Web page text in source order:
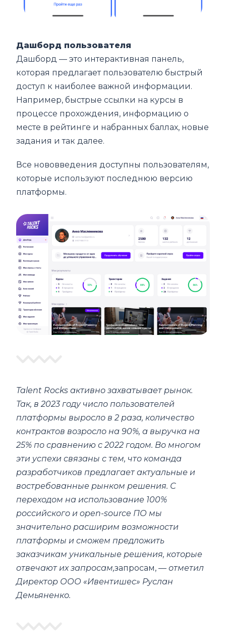
Дашборд пользователя
Дашборд — это интерактивная панель,
которая предлагает пользователю быстрый
доступ к наиболее важной информации.
Например, быстрые ссылки на курсы в
процессе прохождения, информацию о
месте в рейтинге и набранных баллах, новые
задания и так далее.
Все нововведения доступны пользователям,
которые используют последнюю версию
платформы.
Talent Rocks активно захватывает рынок.
Так, в 2023 году число пользователей
платформы выросло в 2 раза, количество
контрактов возросло на 90%, а выручка на
25% по сравнению с 2022 годом. Во многом
эти успехи связаны с тем, что команда
разработчиков предлагает актуальные и
востребованные рынком решения. С
переходом на использование 100%
российского и open-source ПО мы
значительно расширим возможности
платформы и сможем предложить
заказчикам уникальные решения, которые
отвечают их запросам,запросам, — отметил
Директор ООО «Ивентишес» Руслан
Демьяненко.